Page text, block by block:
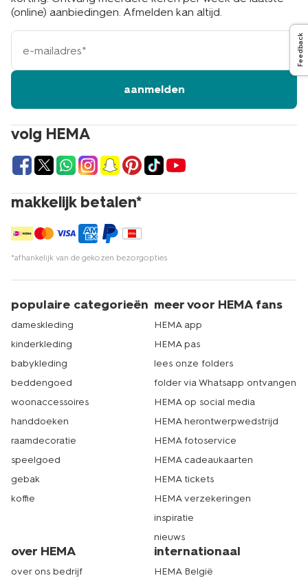
volg HEMA
makkelijk betalen*
*afhankelijk van de gekozen bezorgopties
(online) aanbiedingen. Afmelden kan altijd.
e-
mailadres
aanmelden
populaire categorieën
dameskleding
kinderkleding
babykleding
beddengoed
woonaccessoires
handdoeken
raamdecoratie
speelgoed
gebak
koffie
meer voor HEMA fans
HEMA app
HEMA pas
lees onze folders
folder via Whatsapp ontvangen
HEMA op social media
HEMA herontwerpwedstrijd
HEMA fotoservice
HEMA cadeaukaarten
HEMA tickets
HEMA verzekeringen
inspiratie
nieuws
over HEMA
over ons bedrijf
internationaal
HEMA België
Feedback